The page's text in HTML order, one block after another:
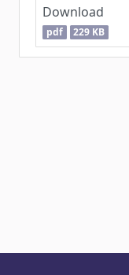
Download
pdf 229 KB